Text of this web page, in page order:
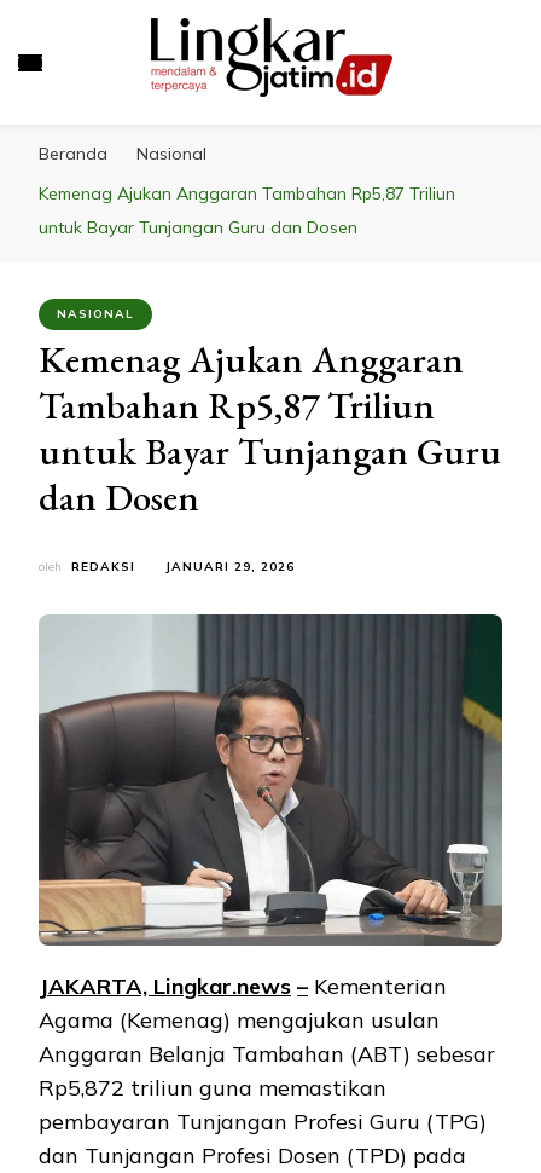
Beranda
Nasional
Kemenag Ajukan Anggaran Tambahan Rp5,87 Triliun
untuk Bayar Tunjangan Guru dan Dosen
NASIONAL
Kemenag Ajukan Anggaran
Tambahan Rp5,87 Triliun
untuk Bayar Tunjangan Guru
dan Dosen
oleh REDAKSI JANUARI 29, 2026
JAKARTA, Lingkar.news – Kementerian
Agama (Kemenag) mengajukan usulan
Anggaran Belanja Tambahan (ABT) sebesar
Rp5,872 triliun guna memastikan
pembayaran Tunjangan Profesi Guru (TPG)
dan Tunjangan Profesi Dosen (TPD) pada